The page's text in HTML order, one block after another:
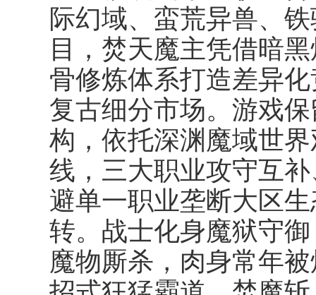
际幻域、蛮荒异兽、
目，焚天魔主凭借暗
骨修炼体系打造差异
复古细分市场。游戏
构，依托深渊魔域世
线，三大职业攻守互
避单一职业垄断大区
转。战士化身魔狱守
魔物厮杀，肉身常年